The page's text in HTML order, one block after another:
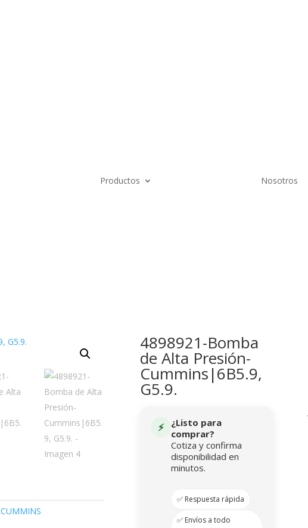
Productos Nosotros
CUMMINS
4898921-Bomba
de Alta Presión-
Cummins|6B5.9,
G5.9.
⚡
¿Listo para
comprar?
Cotiza y confirma
disponibilidad en
minutos.
✅ Respuesta rápida
✅ Envíos a todo